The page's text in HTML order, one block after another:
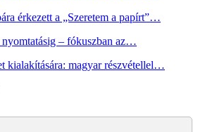
érkezett a „Szeretem a papírt”…
– fókuszban az…
kialakítására: magyar részvétellel…